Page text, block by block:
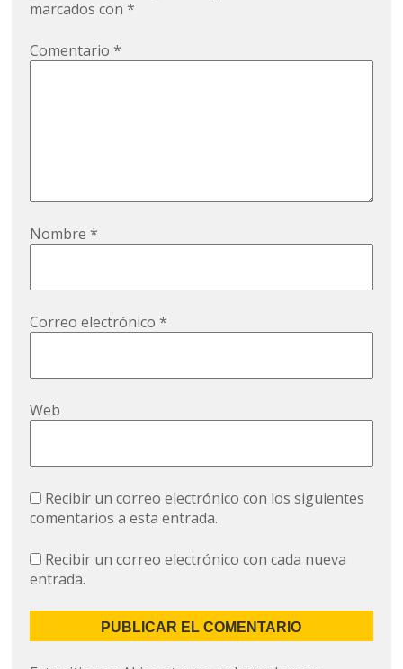
marcados con*
Comentario*
Nombre*
Correo electrónico*
Web
Recibir un correo electrónico con los siguientes
comentarios a esta entrada.
Recibir un correo electrónico con cada nueva
entrada.